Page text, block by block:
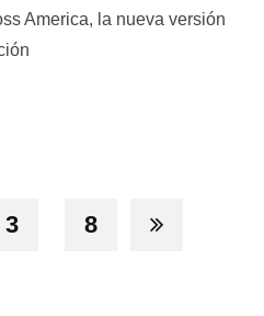
America, la nueva versión
3 8